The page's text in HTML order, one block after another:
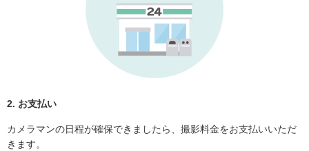
2. お支払い
カメラマンの日程が確保できましたら、撮影料金をお支払いいただ
きます。